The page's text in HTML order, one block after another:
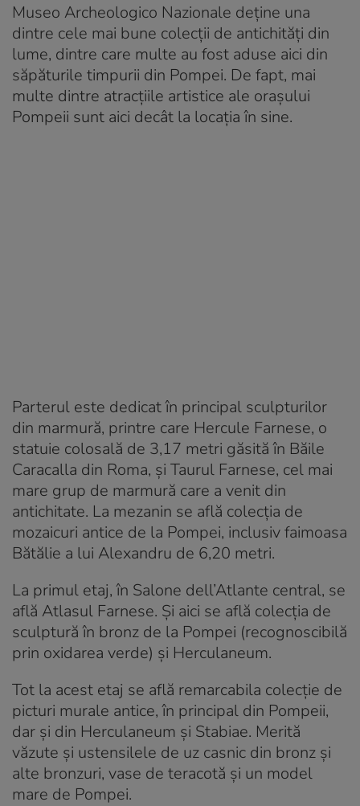
Museo Archeologico Nazionale deține una
dintre cele mai bune colecții de antichități din
lume, dintre care multe au fost aduse aici din
săpăturile timpurii din Pompei. De fapt, mai
multe dintre atracțiile artistice ale orașului
Pompeii sunt aici decât la locația în sine.
Parterul este dedicat în principal sculpturilor
din marmură, printre care Hercule Farnese, o
statuie colosală de 3,17 metri găsită în Băile
Caracalla din Roma, și Taurul Farnese, cel mai
mare grup de marmură care a venit din
antichitate. La mezanin se află colecția de
mozaicuri antice de la Pompei, inclusiv faimoasa
Bătălie a lui Alexandru de 6,20 metri.
La primul etaj, în Salone dell’Atlante central, se
află Atlasul Farnese. Și aici se află colecția de
sculptură în bronz de la Pompei (recognoscibilă
prin oxidarea verde) și Herculaneum.
Tot la acest etaj se află remarcabila colecție de
picturi murale antice, în principal din Pompeii,
dar și din Herculaneum și Stabiae. Merită
văzute și ustensilele de uz casnic din bronz și
alte bronzuri, vase de teracotă și un model
mare de Pompei.